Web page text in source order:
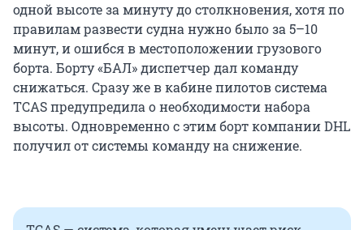
одной высоте за минуту до столкновения, хотя по
правилам развести судна нужно было за 5–10
минут, и ошибся в местоположении грузового
борта. Борту «БАЛ» диспетчер дал команду
снижаться. Сразу же в кабине пилотов система
TCAS предупредила о необходимости набора
высоты. Одновременно с этим борт компании DHL
получил от системы команду на снижение.